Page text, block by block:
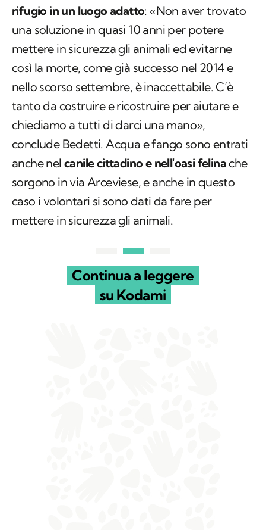
rifugio in un luogo adatto: «Non aver trovato
una soluzione in quasi 10 anni per potere
mettere in sicurezza gli animali ed evitarne
così la morte, come già successo nel 2014 e
nello scorso settembre, è inaccettabile. C’è
tanto da costruire e ricostruire per aiutare e
chiediamo a tutti di darci una mano»,
conclude Bedetti. Acqua e fango sono entrati
anche nelcanile cittadino e nell'oasi felinache
sorgono in via Arceviese, e anche in questo
caso i volontari si sono dati da fare per
mettere in sicurezza gli animali.
Continua a leggere
su Kodami